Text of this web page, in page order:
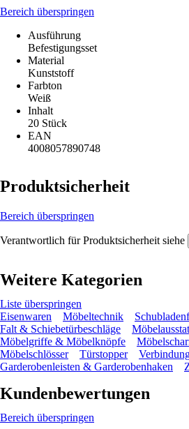
Bereich überspringen
Ausführung
Befestigungsset
Material
Kunststoff
Farbton
Weiß
Inhalt
20 Stück
EAN
4008057890748
Produktsicherheit
Bereich überspringen
Verantwortlich für Produktsicherheit siehe
Weitere Kategorien
Liste überspringen
Eisenwaren
Möbeltechnik
Falt & Schiebetürbeschläge
Möbelgriffe & Möbelknöpfe
Möbelschlösser
Türstopper
Garderobenleisten & Garderobenhaken
Kundenbewertungen
Bereich überspringen